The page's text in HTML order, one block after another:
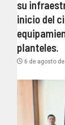
su
inicio del
planteles.
6 de agosto